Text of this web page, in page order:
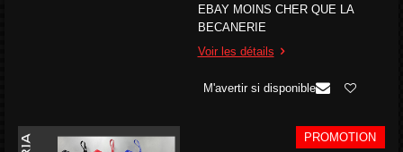
EBAY MOINS CHER QUE LA
BECANERIE
Voir les détails
M'avertir si disponible
PROMOTION